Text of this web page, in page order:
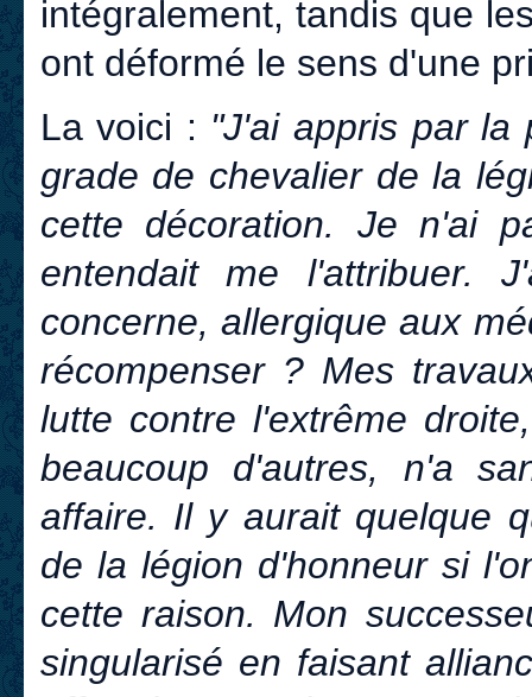
intégralement, tandis que
ont déformé le sens d'une
La voici : "J'ai appris par la
grade de chevalier de la
cette décoration. Je n'ai
entendait me l'attribuer.
concerne, allergique aux
récompenser ? Mes
lutte contre l'extrême
beaucoup d'autres, n'a
affaire. Il y aurait quelque
de la légion d'honneur si
cette raison. Mon
singularisé en faisant